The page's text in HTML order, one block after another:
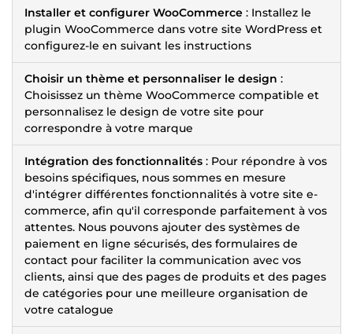
Installer et configurer WooCommerce : Installez le
plugin WooCommerce dans votre site WordPress et
configurez-le en suivant les instructions
Choisir un thème et personnaliser le design :
Choisissez un thème WooCommerce compatible et
personnalisez le design de votre site pour
correspondre à votre marque
Intégration des fonctionnalités : Pour répondre à vos
besoins spécifiques, nous sommes en mesure
d'intégrer différentes fonctionnalités à votre site e-
commerce, afin qu'il corresponde parfaitement à vos
attentes. Nous pouvons ajouter des systèmes de
paiement en ligne sécurisés, des formulaires de
contact pour faciliter la communication avec vos
clients, ainsi que des pages de produits et des pages
de catégories pour une meilleure organisation de
votre catalogue